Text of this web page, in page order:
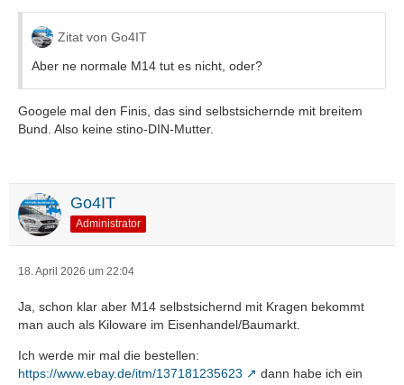
Zitat von Go4IT
Aber ne normale M14 tut es nicht, oder?
Googele mal den Finis, das sind selbstsichernde mit breitem
Bund. Also keine stino-DIN-Mutter.
Go4IT
Administrator
18. April 2026 um 22:04
Ja, schon klar aber M14 selbstsichernd mit Kragen bekommt
man auch als Kiloware im Eisenhandel/Baumarkt.
Ich werde mir mal die bestellen:
https://www.ebay.de/itm/137181235623
dann habe ich ein